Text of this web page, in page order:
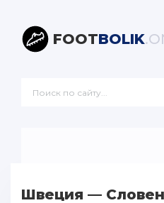
FOOTBOLIK
Швеция —